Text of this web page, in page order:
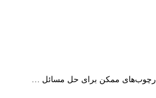
ممکن برای حل مسائل …